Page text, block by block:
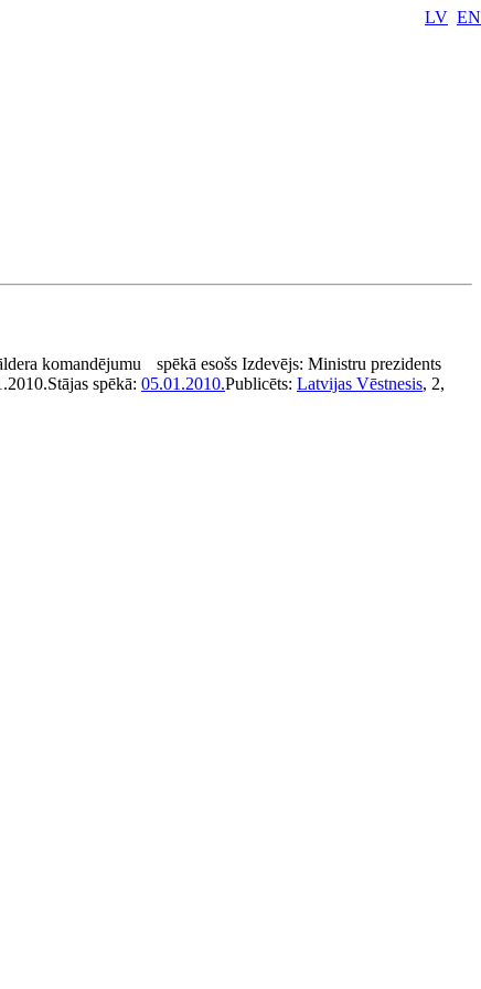
LV EN
komandējumu spēkā esošs Izdevējs: Ministru prezidents
Stājas spēkā: 05.01.2010.Publicēts: Latvijas Vēstnesis, 2,